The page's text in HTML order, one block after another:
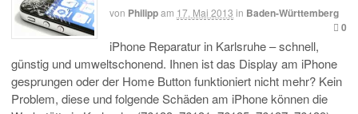
von Philippam 17. Mai 2013 in Baden-Württemberg
0
iPhone Reparatur in Karlsruhe – schnell,
günstig und umweltschonend. Ihnen ist das Display am iPhone
gesprungen oder der Home Button funktioniert nicht mehr? Kein
Problem, diese und folgende Schäden am iPhone können die